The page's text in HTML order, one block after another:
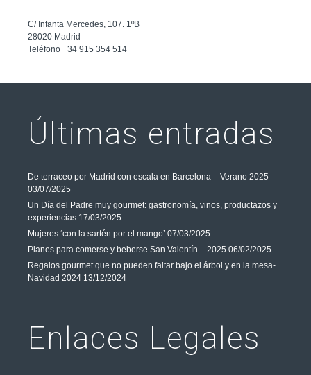
C/ Infanta Mercedes, 107. 1ºB
28020 Madrid
Teléfono +34 915 354 514
Últimas entradas
De terraceo por Madrid con escala en Barcelona – Verano 2025
03/07/2025
Un Día del Padre muy gourmet: gastronomía, vinos, productazos y
experiencias 17/03/2025
Mujeres ‘con la sartén por el mango’ 07/03/2025
Planes para comerse y beberse San Valentín – 2025 06/02/2025
Regalos gourmet que no pueden faltar bajo el árbol y en la mesa-
Navidad 2024 13/12/2024
Enlaces Legales